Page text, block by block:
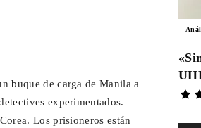
buque de carga de Manila a
experimentados.
Los prisioneros están